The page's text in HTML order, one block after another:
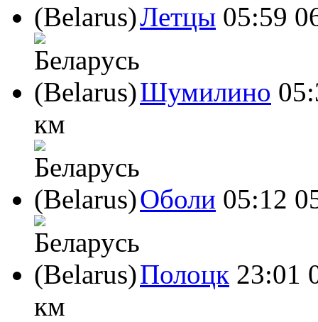
Летцы 05:59
Шумилино
км
Оболи 05:12
Полоцк 23:01
км